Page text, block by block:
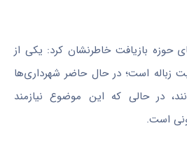
حوزه بازیافت خاطرنشان کرد: یکی از
زباله است؛ در حال حاضر شهرداری‌ها
در حالی که این موضوع نیازمند
است.